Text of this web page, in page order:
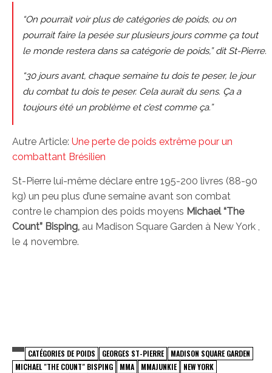
“On pourrait voir plus de catégories de poids, ou on
pourrait faire la pesée sur plusieurs jours comme ça tout
le monde restera dans sa catégorie de poids,” dit St-Pierre.
“30 jours avant, chaque semaine tu dois te peser, le jour
du combat tu dois te peser. Cela aurait du sens. Ça a
toujours été un problème et c’est comme ça.”
Autre Article: Une perte de poids extrême pour un
combattant Brésilien
St-Pierre lui-même déclare entre 195-200 livres (88-90
kg) un peu plus d’une semaine avant son combat
contre le champion des poids moyens Michael “The
Count” Bisping, au Madison Square Garden à New York ,
le 4 novembre.
CATÉGORIES DE POIDS GEORGES ST-PIERRE
MADISON SQUARE GARDEN
MICHAEL "THE COUNT" BISPING
MMA MMAJUNKIE
NEW YORK